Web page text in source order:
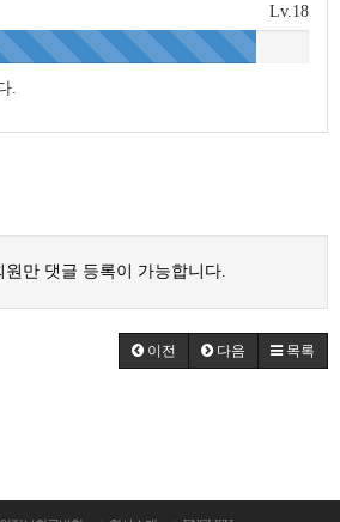
Lv.18
.
원만 댓글 등록이 가능합니다.
이전 다음 목록